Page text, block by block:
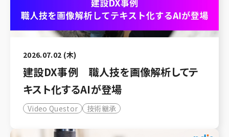
2026.07.02 (木)
建設DX事例 職人技を画像解析してテ
キスト化するAIが登場
Video Questor 技術継承